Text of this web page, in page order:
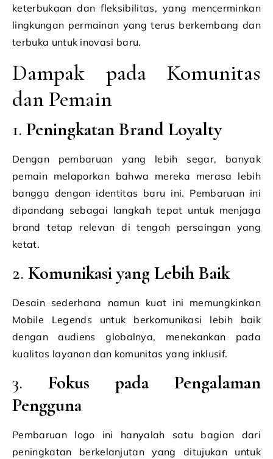
keterbukaan dan fleksibilitas, yang mencerminkan
lingkungan permainan yang terus berkembang dan
terbuka untuk inovasi baru.
Dampak pada Komunitas
dan Pemain
1. Peningkatan Brand Loyalty
Dengan pembaruan yang lebih segar, banyak
pemain melaporkan bahwa mereka merasa lebih
bangga dengan identitas baru ini. Pembaruan ini
dipandang sebagai langkah tepat untuk menjaga
brand tetap relevan di tengah persaingan yang
ketat.
2. Komunikasi yang Lebih Baik
Desain sederhana namun kuat ini memungkinkan
Mobile Legends untuk berkomunikasi lebih baik
dengan audiens globalnya, menekankan pada
kualitas layanan dan komunitas yang inklusif.
3. Fokus pada Pengalaman
Pengguna
Pembaruan logo ini hanyalah satu bagian dari
peningkatan berkelanjutan yang ditujukan untuk